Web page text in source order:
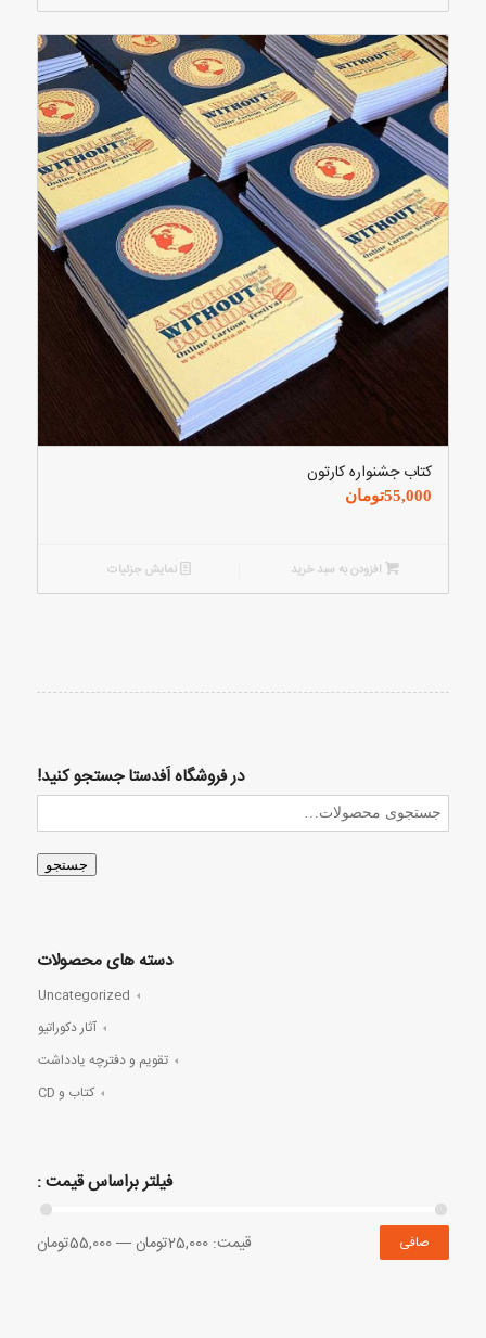
کتاب جشنواره کارتون
55,000تومان
افزودن به سبد خرید نمایش جزئیات
در فروشگاه اَفدستا جستجو کنید!
جستجو
دسته های محصولات
Uncategorized
آثار دکوراتیو
تقویم و دفترچه یادداشت
کتاب و CD
فیلتر براساس قیمت :
صافی قيمت:25,000تومان —55,000تومان